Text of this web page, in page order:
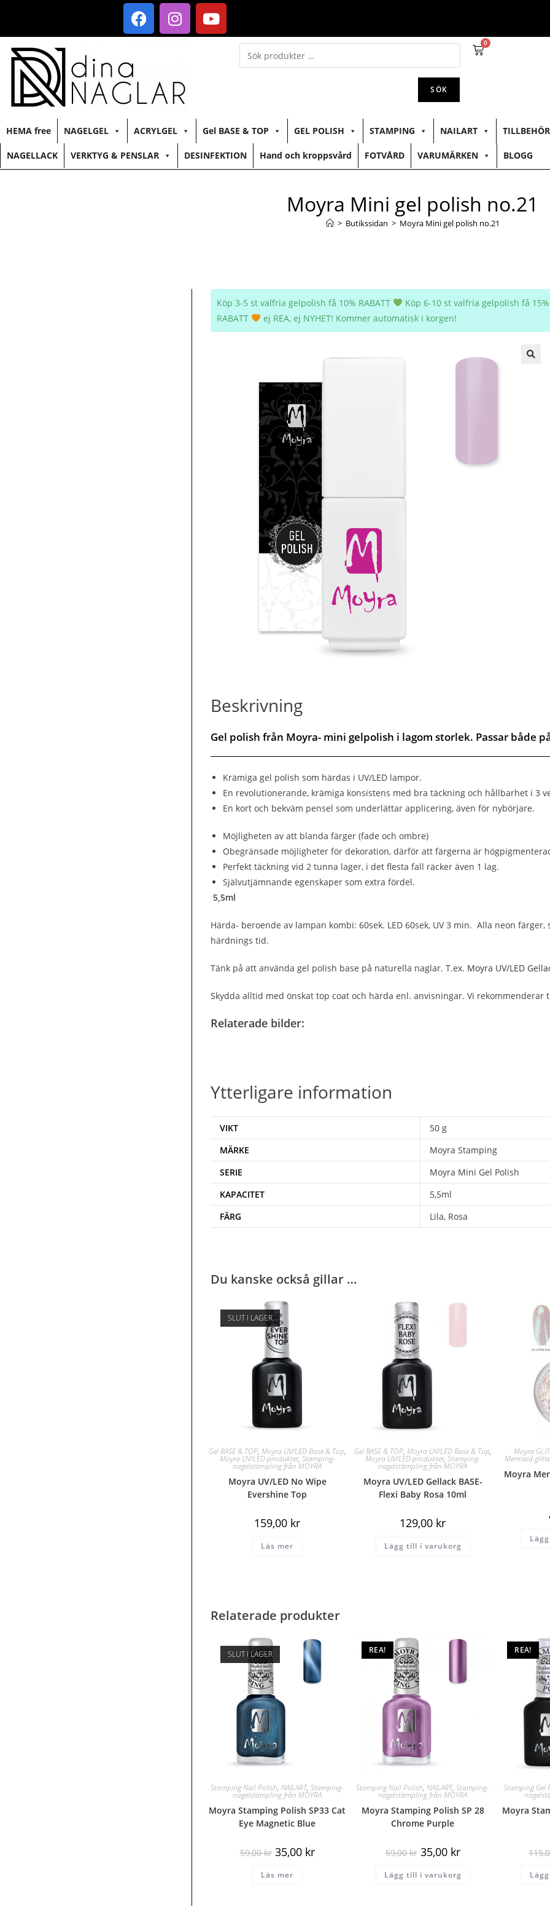
SÖK
0
HEMA free NAGELGEL ACRYLGEL Gel BASE & TOP GEL POLISH STAMPING NAILART TILLBEHÖR
NAGELLACK VERKTYG & PENSLAR DESINFEKTION Hand och kroppsvård FOTVÅRD VARUMÄRKEN BLOGG
Moyra Mini gel polish no.21
> Butikssidan > Moyra Mini gel polish no.21
Köp 3-5 st valfria gelpolish få 10% RABATT
Köp 6-10 st valfria gelpolish få
RABATT
ej REA, ej NYHET! Kommer automatisk i korgen!
Beskrivning
Gel polish från Moyra- mini gelpolish i lagom storlek. Passar både
Krämiga gel polish som härdas i UV/LED lampor.
En revolutionerande, krämiga konsistens med bra täckning och hållbarhet i 3
En kort och bekväm pensel som underlättar applicering, även för nybörjare.
Möjligheten av att blanda färger (fade och ombre)
Obegränsade möjligheter för dekoration, därför att färgerna är
Perfekt täckning vid 2 tunna lager, i det flesta fall räcker även 1 lag.
Självutjämnande egenskaper som extra fördel.
5,5ml
Härda- beroende av lampan kombi: 60sek. LED 60sek, UV 3 min. Alla neon
härdnings tid.
Tänk på att använda gel polish base på naturella naglar. T.ex. Moyra UV/LED
Skydda alltid med önskat top coat och härda enl. anvisningar. Vi rekommenderar
Relaterade bilder:
Ytterligare information
VIKT
50 g
MÄRKE
Moyra Stamping
SERIE
Moyra Mini Gel Polish
KAPACITET
5,5ml
FÄRG
Lila, Rosa
Du kanske också gillar …
SLUT I LAGER
Gel BASE & TOP, Moyra UV/LED Base & Top,
Moyra UV/LED produkter, Stamping-
nagelstämpling från MOYRA
Moyra UV/LED No Wipe
Evershine Top
159,00 kr
Läs mer
Gel BASE & TOP, Moyra UV/LED Base & Top,
Moyra UV/LED produkter, Stamping-
nagelstämpling från MOYRA
Moyra UV/LED Gellack BASE-
Flexi Baby Rosa 10ml
129,00 kr
Lägg till i varukorg
Moyra
Mermaid
Moyra
Relaterade produkter
SLUT I LAGER
Stamping Nail Polish,NAILART,Stamping-
nagelstämpling från MOYRA
Moyra Stamping Polish SP33 Cat
Eye Magnetic Blue
59,00kr 35,00 kr
Läs mer
REA!
Stamping Nail Polish,NAILART,Stamping-
nagelstämpling från MOYRA
Moyra Stamping Polish SP 28
Chrome Purple
59,00kr 35,00 kr
Lägg till i varukorg
REA!
Stamping Gel
Moyra